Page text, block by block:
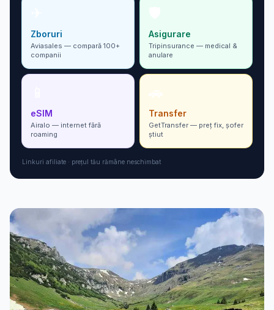
Zboruri
Aviasales — compară 100+
companii
Asigurare
Tripinsurance — medical &
anulare
eSIM
Airalo — internet fără
roaming
Transfer
GetTransfer — preț fix, șofer
ști­ut
Linkuri afiliate · prețul tău rămâne neschimbat